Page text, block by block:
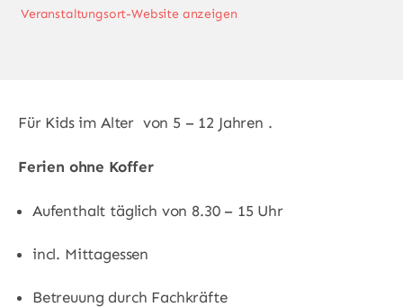
Veranstaltungsort-Website anzeigen
Für Kids im Alter von 5 – 12 Jahren .
Ferien ohne Koffer
Aufenthalt täglich von 8.30 – 15 Uhr
incl. Mittagessen
Betreuung durch Fachkräfte